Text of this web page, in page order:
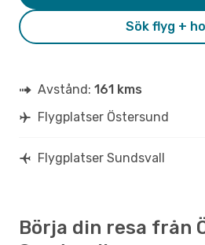
Sök flyg +
Avstånd: 161 kms
Flygplatser Östersund
Flygplatser Sundsvall
Börja din resa från